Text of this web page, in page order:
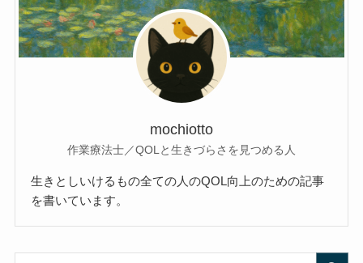
mochiotto
作業療法士／QOLと生きづらさを見つめる人
生きとしいけるもの全ての人のQOL向上のための記事
を書いています。